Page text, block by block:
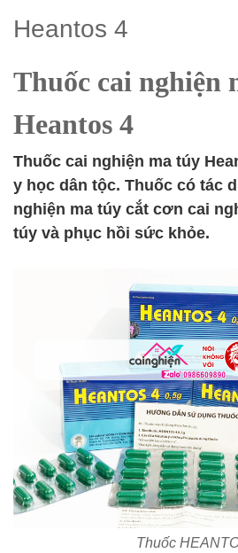
Heantos 4
Thuốc cai nghiện
Heantos 4
Thuốc cai nghiện ma túy
y học dân tộc. Thuốc có tác
nghiện ma túy cắt cơn cai
túy và phục hồi sức khỏe.
Thuốc